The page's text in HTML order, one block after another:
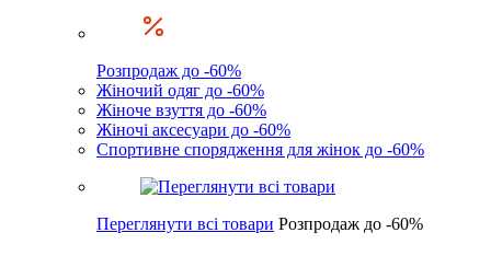
Розпродаж до -60%
Жіночий одяг до -60%
Жіноче взуття до -60%
Жіночі аксесуари до -60%
Спортивне спорядження для жінок до -60%
Переглянути всі товари Розпродаж до -60%